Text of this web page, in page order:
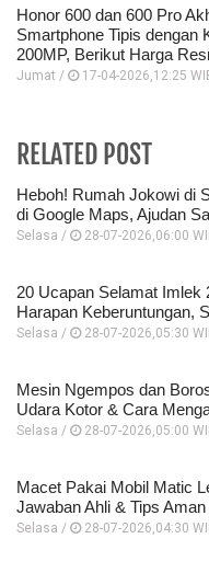
Honor 600 dan 600 Pro
Smartphone Tipis dengan
200MP, Berikut Harga
Jumat / 17-04-2026,12:25
RELATED POST
Heboh! Rumah Jokowi di
di Google Maps, Ajudan
Selasa / 28-07-2026,06:00
20 Ucapan Selamat Imlek
Harapan Keberuntungan,
Selasa / 28-07-2026,05:30
Mesin Ngempos dan
Udara Kotor & Cara
Selasa / 28-07-2026,05:00
Macet Pakai Mobil Matic
Jawaban Ahli & Tips
Selasa / 28-07-2026,04:30